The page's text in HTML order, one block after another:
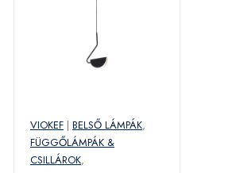
VIOKEF | BELSŐ LÁMPÁK,
FÜGGŐLÁMPÁK &
CSILLÁROK,